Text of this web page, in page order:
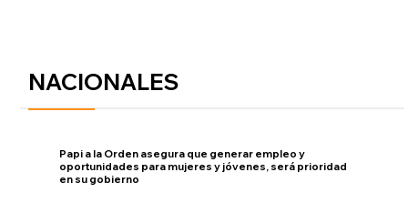
NACIONALES
Papi a la Orden asegura que generar empleo y
oportunidades para mujeres y jóvenes, será prioridad
en su gobierno